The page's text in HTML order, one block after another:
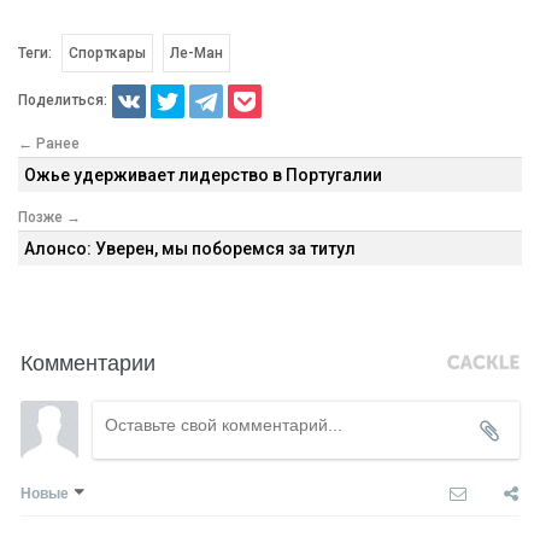
Теги: Спорткары Ле-Ман
Поделиться:
← Ранее
Ожье удерживает лидерство в Португалии
Позже →
Алонсо: Уверен, мы поборемся за титул
Комментарии
Новые